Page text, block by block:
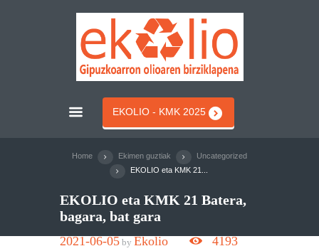
EKOLIO - KMK 2025
Home Ekimen guztiak
Uncategorized
EKOLIO eta KMK 21...
EKOLIO eta KMK 21 Batera,
bagara, bat gara
2021-06-05 by Ekolio 4193